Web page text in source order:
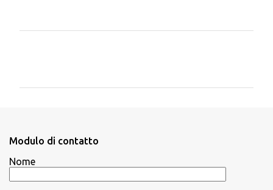
i
Modulo di contatto
Nome